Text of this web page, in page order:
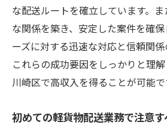
な配送ルートを確立しています。
な関係を築き、安定した案件を確
ーズに対する迅速な対応と信頼関係
これらの成功要因をしっかりと理解
川崎区で高収入を得ることが可能で
初めての軽貨物配送業務で注意す